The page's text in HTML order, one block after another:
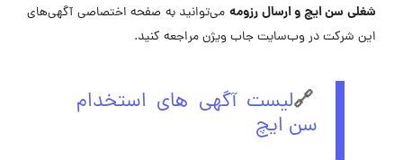
شغلی سن ایچ و ارسال رزومه می‌توانید به صفحه اختصاصی آگهی‌های
این شرکت در وب‌سایت جاب ویژن مراجعه کنید.
🔗لیست آگهی های استخدام
سن ایچ